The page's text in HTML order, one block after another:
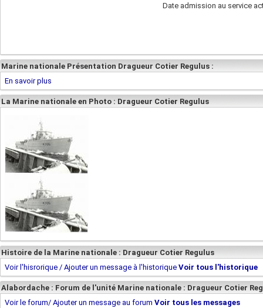
Date admission au service
Marine nationale Présentation Dragueur Cotier Regulus :
En savoir plus
La Marine nationale en Photo : Dragueur Cotier Regulus
Histoire de la Marine nationale : Dragueur Cotier Regulus
Voir l'hisrorique / Ajouter un message à l'historique Voir tous l'historique
Alabordache : Forum de l'unité Marine nationale : Dragueur Cotier
Voir le forum/ Ajouter un message au forum Voir tous les messages